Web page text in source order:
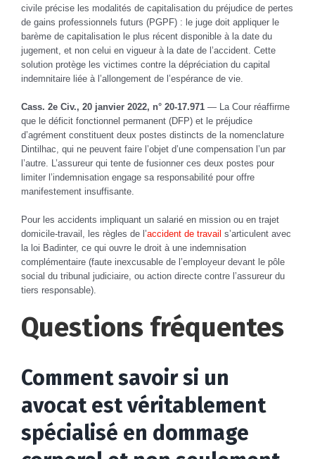
civile précise les modalités de capitalisation du préjudice de pertes
de gains professionnels futurs (PGPF) : le juge doit appliquer le
barème de capitalisation le plus récent disponible à la date du
jugement, et non celui en vigueur à la date de l’accident. Cette
solution protège les victimes contre la dépréciation du capital
indemnitaire liée à l’allongement de l’espérance de vie.
Cass. 2e Civ., 20 janvier 2022, n° 20-17.971 — La Cour réaffirme
que le déficit fonctionnel permanent (DFP) et le préjudice
d’agrément constituent deux postes distincts de la nomenclature
Dintilhac, qui ne peuvent faire l’objet d’une compensation l’un par
l’autre. L’assureur qui tente de fusionner ces deux postes pour
limiter l’indemnisation engage sa responsabilité pour offre
manifestement insuffisante.
Pour les accidents impliquant un salarié en mission ou en trajet
domicile-travail, les règles de l’accident de travail s’articulent avec
la loi Badinter, ce qui ouvre le droit à une indemnisation
complémentaire (faute inexcusable de l’employeur devant le pôle
social du tribunal judiciaire, ou action directe contre l’assureur du
tiers responsable).
Questions fréquentes
Comment savoir si un
avocat est véritablement
spécialisé en dommage